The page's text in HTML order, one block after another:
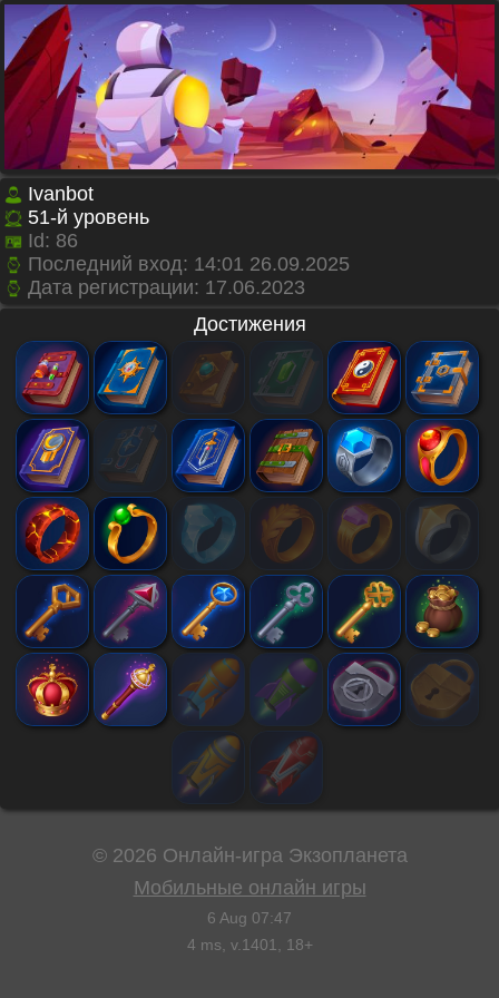
Ivanbot
51-й уровень
Id: 86
Последний вход: 14:01 26.09.2025
Дата регистрации: 17.06.2023
Достижения
© 2026 Онлайн-игра Экзопланета
Мобильные онлайн игры
6 Aug 07:47
4 ms, v. 1401 , 18+